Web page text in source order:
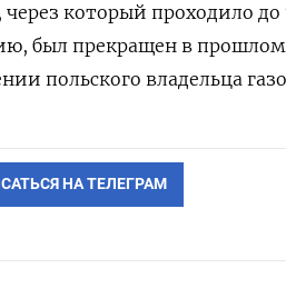
через который проходило
был прекращен в прошлом
польского владельца
НА ТЕЛЕГРАМ